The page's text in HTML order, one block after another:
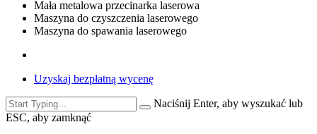
Mała metalowa przecinarka laserowa
Maszyna do czyszczenia laserowego
Maszyna do spawania laserowego
Uzyskaj bezpłatną wycenę
Naciśnij Enter, aby wyszukać lub
ESC, aby zamknąć